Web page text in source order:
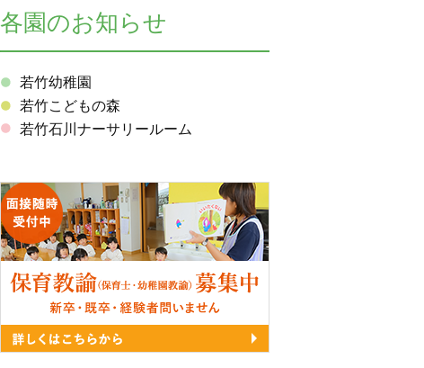
各園のお知らせ
若竹幼稚園
若竹こどもの森
若竹石川ナーサリールーム